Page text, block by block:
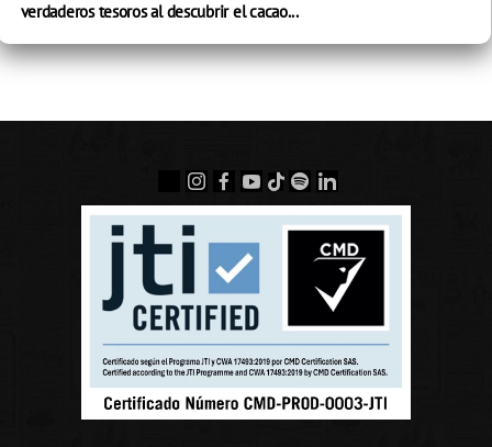
verdaderos tesoros al descubrir el cacao...